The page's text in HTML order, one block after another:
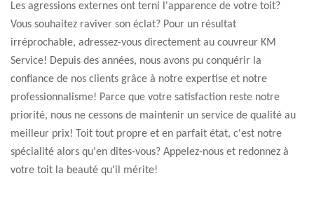
Les agressions externes ont terni l'apparence de votre toit?
Vous souhaitez raviver son éclat? Pour un résultat
irréprochable, adressez-vous directement au couvreur KM
Service! Depuis des années, nous avons pu conquérir la
confiance de nos clients grâce à notre expertise et notre
professionnalisme! Parce que votre satisfaction reste notre
priorité, nous ne cessons de maintenir un service de qualité au
meilleur prix! Toit tout propre et en parfait état, c'est notre
spécialité alors qu'en dites-vous? Appelez-nous et redonnez à
votre toit la beauté qu'il mérite!